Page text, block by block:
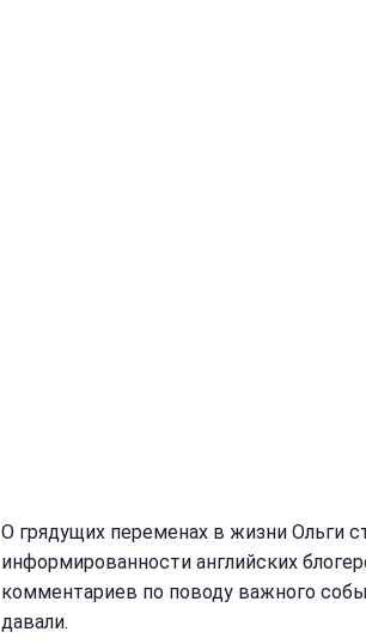
О грядущих переменах в жизни Ольги
информированности английских
комментариев по поводу важного
давали.